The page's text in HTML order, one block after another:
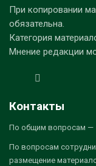
При копировании
обязательна.
Категория
Мнение редакции
Контакты
По общим вопросам —
По вопросам
размещение